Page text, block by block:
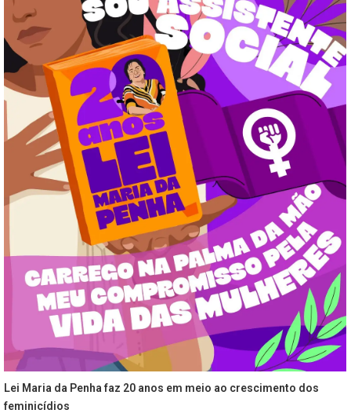
Lei Maria da Penha faz 20 anos em meio ao crescimento dos
feminicídios